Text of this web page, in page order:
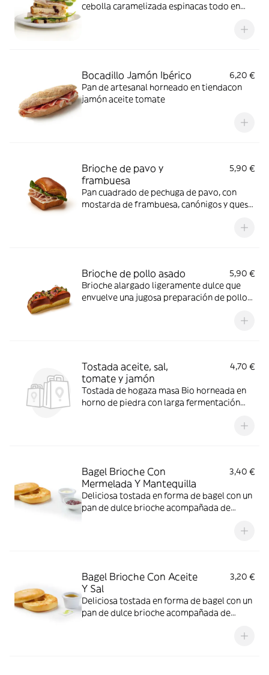
cebolla caramelizada espinacas todo en
Bocadillo Jamón Ibérico
6,20 €
Pan de artesanal horneado en tiendacon
jamón aceite tomate
Brioche de pavo y
frambuesa
5,90 €
​Pan cuadrado de pechuga de pavo, con
mostarda de frambuesa, canónigos y queso
Brioche de pollo asado
5,90 €
Brioche alargado ligeramente dulce que
envuelve una jugosa preparación de pollo
mostaza. Se combina con tomate natural
Tostada aceite, sal,
tomate y jamón
4,70 €
Tostada de hogaza masa Bio horneada en
horno de piedra con larga fermentación
Bagel Brioche Con
Mermelada Y Mantequilla
3,40 €
Deliciosa tostada en forma de bagel con un
pan de dulce brioche acompañada de
Bagel Brioche Con Aceite
Y Sal
3,20 €
Deliciosa tostada en forma de bagel con un
pan de dulce brioche acompañada de